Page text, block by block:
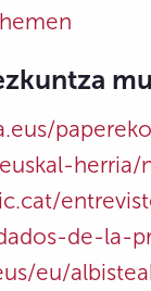
hemen
de-la-
eu/